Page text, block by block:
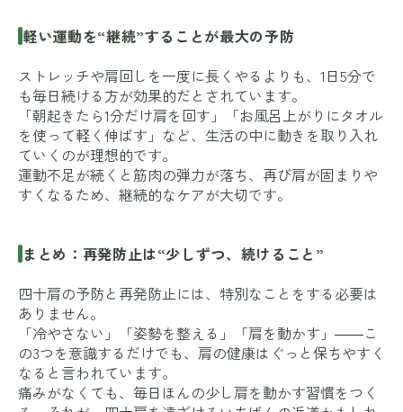
軽い運動を“継続”することが最大の予防
ストレッチや肩回しを一度に長くやるよりも、1日5分で
も毎日続ける方が効果的だとされています。
「朝起きたら1分だけ肩を回す」「お風呂上がりにタオル
を使って軽く伸ばす」など、生活の中に動きを取り入れ
ていくのが理想的です。
運動不足が続くと筋肉の弾力が落ち、再び肩が固まりや
すくなるため、継続的なケアが大切です。
まとめ：再発防止は“少しずつ、続けること”
四十肩の予防と再発防止には、特別なことをする必要は
ありません。
「冷やさない」「姿勢を整える」「肩を動かす」――こ
の3つを意識するだけでも、肩の健康はぐっと保ちやすく
なると言われています。
痛みがなくても、毎日ほんの少し肩を動かす習慣をつく